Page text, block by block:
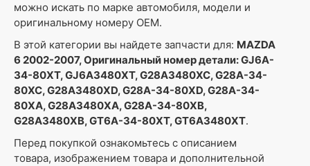
можно искать по марке автомобиля, модели и
оригинальному номеру OEM.
В этой категории вы найдете запчасти для: MAZDA
6 2002-2007, Оригинальный номер детали: GJ6A-
34-80XT, GJ6A3480XT, G28A3480XC, G28A-34-
80XC, G28A3480XD, G28A-34-80XD, G28A-34-
80XA, G28A3480XA, G28A-34-80XB,
G28A3480XB, GT6A-34-80XT, GT6A3480XT.
Перед покупкой ознакомьтесь с описанием
товара, изображением товара и дополнительной